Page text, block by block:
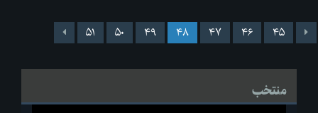
۴۵ ۴۶ ۴۷ ۴۸ ۴۹ ۵۰ ۵۱
منتخب